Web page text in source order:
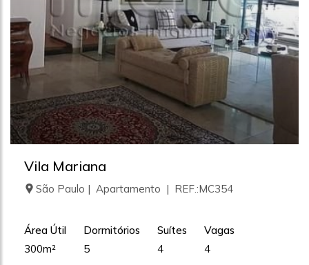
Vila Mariana
São Paulo | Apartamento | REF.:MC354
Área Útil
300m²
Dormitórios
5
Suítes
4
Vagas
4